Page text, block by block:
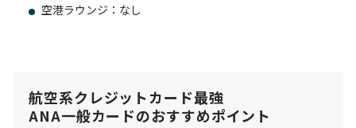
空港ラウンジ：なし
航空系クレジットカード最強
ANA一般カードのおすすめポイント